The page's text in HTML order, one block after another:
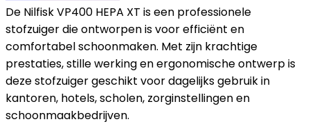
De Nilfisk VP400 HEPA XT is een professionele
stofzuiger die ontworpen is voor efficiënt en
comfortabel schoonmaken. Met zijn krachtige
prestaties, stille werking en ergonomische ontwerp is
deze stofzuiger geschikt voor dagelijks gebruik in
kantoren, hotels, scholen, zorginstellingen en
schoonmaakbedrijven.